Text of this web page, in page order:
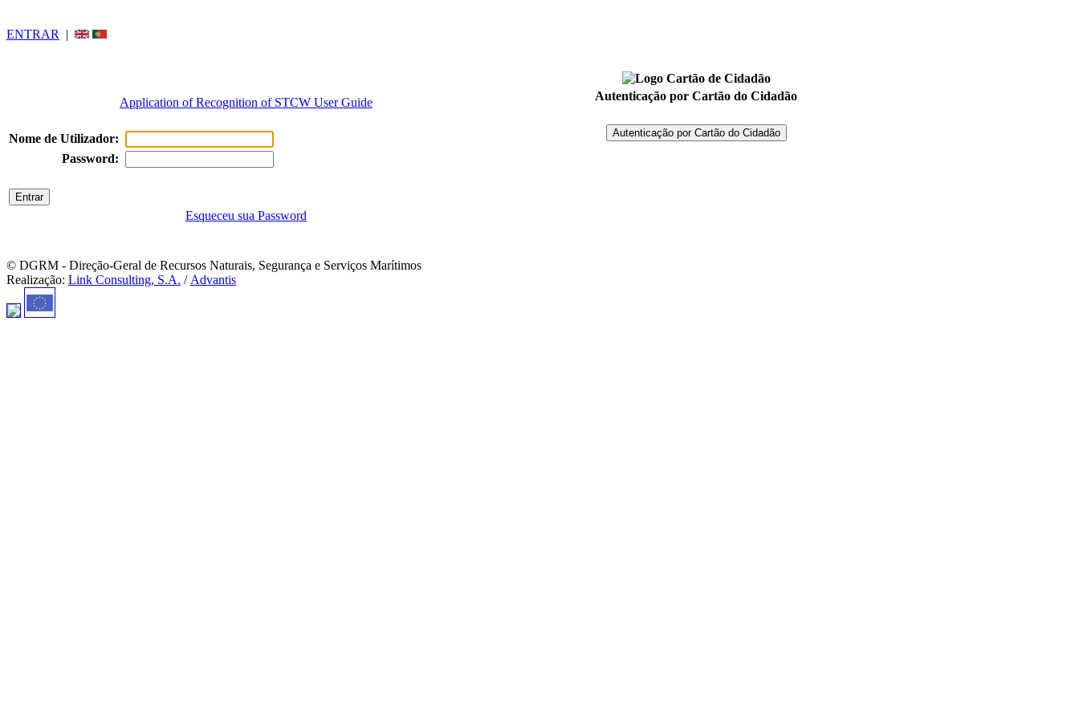
ENTRAR |
Application of Recognition of STCW User Guide
Nome de Utilizador:
Password:
Esqueceu sua Password
Autenticação por Cartão do Cidadão
© DGRM - Direção-Geral de Recursos Naturais, Segurança e Serviços Marítimos
Realização: Link Consulting, S.A. / Advantis